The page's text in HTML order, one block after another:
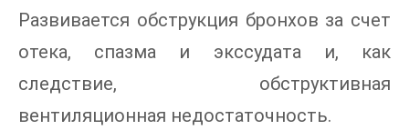
Развивается обструкция бронхов за счет
отека, спазма и экссудата и, как
следствие, обструктивная
вентиляционная недостаточность.